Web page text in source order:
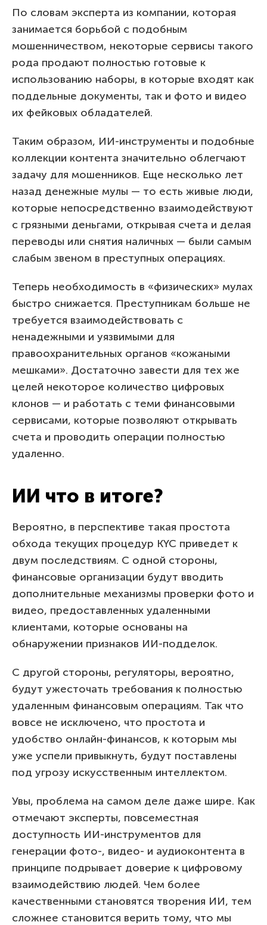
По словам эксперта из компании, которая
занимается борьбой с подобным
мошенничеством, некоторые сервисы такого
рода продают полностью готовые к
использованию наборы, в которые входят как
поддельные документы, так и фото и видео
их фейковых обладателей.
Таким образом, ИИ-инструменты и подобные
коллекции контента значительно облегчают
задачу для мошенников. Еще несколько лет
назад денежные мулы — то есть живые люди,
которые непосредственно взаимодействуют
с грязными деньгами, открывая счета и делая
переводы или снятия наличных — были самым
слабым звеном в преступных операциях.
Теперь необходимость в «физических» мулах
быстро снижается. Преступникам больше не
требуется взаимодействовать с
ненадежными и уязвимыми для
правоохранительных органов «кожаными
мешками». Достаточно завести для тех же
целей некоторое количество цифровых
клонов — и работать с теми финансовыми
сервисами, которые позволяют открывать
счета и проводить операции полностью
удаленно.
ИИ что в итоге?
Вероятно, в перспективе такая простота
обхода текущих процедур KYC приведет к
двум последствиям. С одной стороны,
финансовые организации будут вводить
дополнительные механизмы проверки фото и
видео, предоставленных удаленными
клиентами, которые основаны на
обнаружении признаков ИИ-подделок.
С другой стороны, регуляторы, вероятно,
будут ужесточать требования к полностью
удаленным финансовым операциям. Так что
вовсе не исключено, что простота и
удобство онлайн-финансов, к которым мы
уже успели привыкнуть, будут поставлены
под угрозу искусственным интеллектом.
Увы, проблема на самом деле даже шире. Как
отмечают эксперты, повсеместная
доступность ИИ-инструментов для
генерации фото-, видео- и аудиоконтента в
принципе подрывает доверие к цифровому
взаимодействию людей. Чем более
качественными становятся творения ИИ, тем
сложнее становится верить тому, что мы